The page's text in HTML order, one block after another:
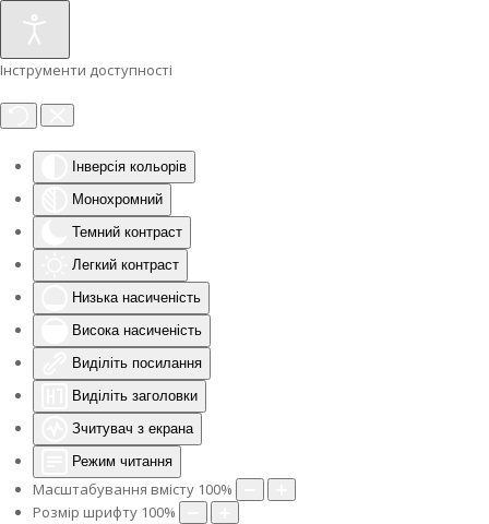
Інструменти доступності
Інверсія кольорів
Монохромний
Темний контраст
Легкий контраст
Низька насиченість
Висока насиченість
Виділіть посилання
Виділіть заголовки
Зчитувач з екрана
Режим читання
Масштабування вмісту 100%
Розмір шрифту 100%